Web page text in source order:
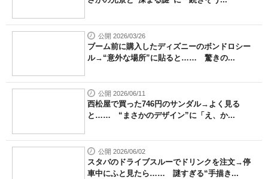
公開 2026/03/26
ブーム前に購入したディズニーのボンドロシー
ル→“意外な場所”に貼ると…… 驚きの...
公開 2026/06/11
西松屋で買った746円のサンダル→よく見る
と…… “まさかのデザイン”に「え、か...
公開 2026/06/02
スタバのドライブスルーでドリンクを注文→停
車中にふと見たら…… 謎すぎる“手描き...